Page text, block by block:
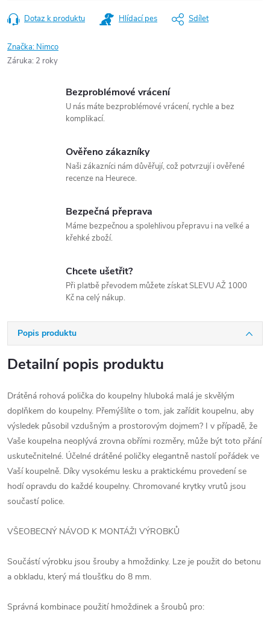
Dotaz k produktu Hlídací pes Sdílet
Značka: Nimco
Záruka: 2 roky
Bezproblémové vrácení
U nás máte bezproblémové vrácení, rychle a bez
komplikací.
Ověřeno zákazníky
Naši zákazníci nám důvěřují, což potvrzují i ověřené
recenze na Heurece.
Bezpečná přeprava
Máme bezpečnou a spolehlivou přepravu i na velké a
křehké zboží.
Chcete ušetřit?
Při platbě převodem můžete získat SLEVU AŽ 1000
Kč na celý nákup.
Popis produktu
Detailní popis produktu
Drátěná rohová polička do koupelny hluboká malá je skvělým
doplňkem do koupelny. Přemýšlíte o tom, jak zařídit koupelnu, aby
výsledek působil vzdušným a prostorovým dojmem? I v případě, že
Vaše koupelna neoplývá zrovna obřími rozměry, může být toto přání
uskutečnitelné. Účelné drátěné poličky elegantně nastolí pořádek ve
Vaší koupelně. Díky vysokému lesku a praktickému provedení se
hodí opravdu do každé koupelny. Chromované krytky vrutů jsou
součastí police.
VŠEOBECNÝ NÁVOD K MONTÁŽI VÝROBKŮ
Součástí výrobku jsou šrouby a hmoždinky. Lze je použit do betonu
a obkladu, který má tloušťku do 8 mm.
Správná kombinace použití hmoždinek a šroubů pro: